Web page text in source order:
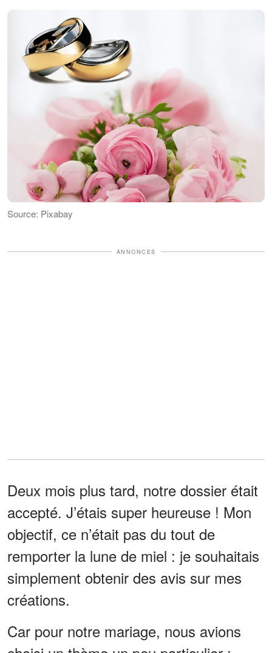
Source: Pixabay
ANNONCES
Deux mois plus tard, notre dossier était
accepté. J’étais super heureuse ! Mon
objectif, ce n’était pas du tout de
remporter la lune de miel : je souhaitais
simplement obtenir des avis sur mes
créations.
Car pour notre mariage, nous avions